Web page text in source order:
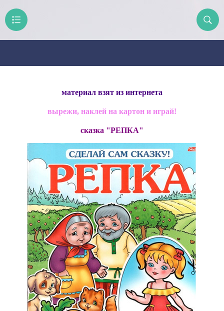
материал взят из интернета
вырежи, наклей на картон и играй!
сказка "РЕПКА"